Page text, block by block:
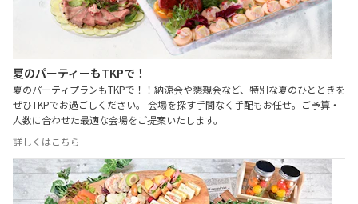
夏のパーティーもTKPで！
夏のパーティプランもTKPで！！納涼会や懇親会など、特別な夏のひとときを
ぜひTKPでお過ごしください。 会場を探す手間なく手配もお任せ。ご予算・
人数に合わせた最適な会場をご提案いたします。
詳しくはこちら